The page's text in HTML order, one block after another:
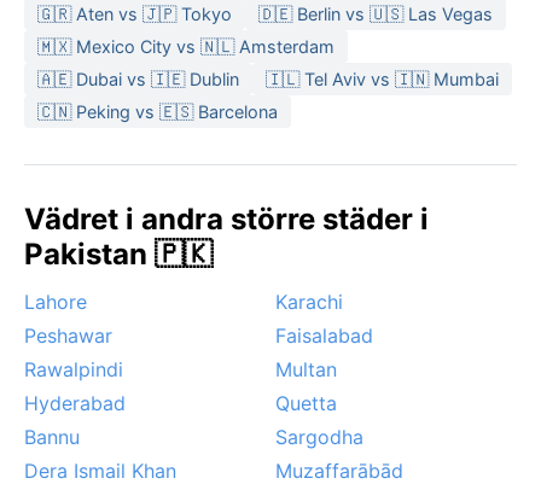
för vinterkvällarna.
Den bästa tiden att besöka ur vädersynpunkt är
under våren (mars–april) och hösten (oktober–
november), när temperaturen är behaglig och luften
åskväder, medan vinterdimma kan sänka sikten under
december–januari. Snöfall förekommer sällan i själva
staden men ses på bergstopparna runtomkring.
Orkaner är okända här. För den resenär som vill
våren och hösten idealiska.
🇬🇷 Aten vs 🇯🇵 Tokyo
🇩🇪 Berlin vs 🇺🇸 Las Vegas
🇲🇽 Mexico City vs 🇳🇱 Amsterdam
🇦🇪 Dubai vs 🇮🇪 Dublin
🇮🇱 Tel Aviv vs 🇮🇳 Mumbai
🇨🇳 Peking vs 🇪🇸 Barcelona
Vädret i andra större städer i
Pakistan 🇵🇰
Lahore
Karachi
Peshawar
Faisalabad
Rawalpindi
Multan
Hyderabad
Quetta
Bannu
Sargodha
Dera Ismail Khan
Muzaffarābād